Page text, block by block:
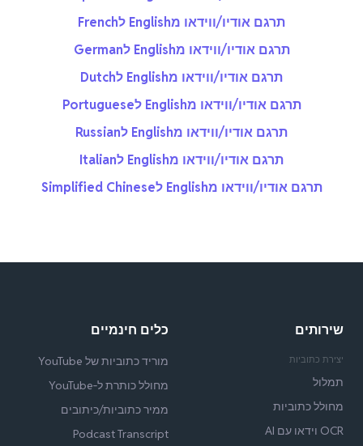
תרגם אודיו/ווידאו מEnglish לFrench
תרגם אודיו/ווידאו מEnglish לGerman
תרגם אודיו/ווידאו מEnglish לDutch
תרגם אודיו/ווידאו מEnglish לPortuguese
תרגם אודיו/ווידאו מEnglish לRussian
תרגם אודיו/ווידאו מEnglish לItalian
תרגם אודיו/ווידאו מEnglish לSimplified Chinese
שירותים
יצירת כתוביות
תמלול
מחולל כתוביות
OCR וידאו עם AI
כלים חינמיים
מוריד כתוביות של YouTube
מחולל כותרת ל‑YouTube
ממיר כתוביות/כיתובים
Podcast Transcript